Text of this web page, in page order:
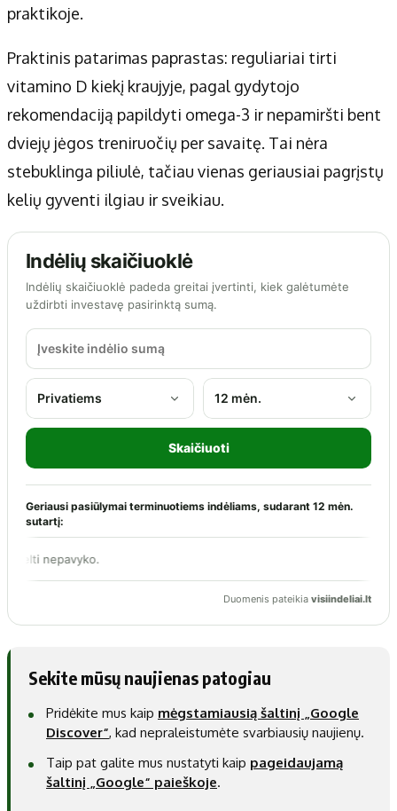
praktikoje.
Praktinis patarimas paprastas: reguliariai tirti
vitamino D kiekį kraujyje, pagal gydytojo
rekomendaciją papildyti omega-3 ir nepamiršti bent
dviejų jėgos treniruočių per savaitę. Tai nėra
stebuklinga piliulė, tačiau vienas geriausiai pagrįstų
kelių gyventi ilgiau ir sveikiau.
Sekite mūsų naujienas patogiau
Pridėkite mus kaip mėgstamiausią šaltinį „Google
Discover“, kad nepraleistumėte svarbiausių naujienų.
Taip pat galite mus nustatyti kaip pageidaujamą
šaltinį „Google“ paieškoje.